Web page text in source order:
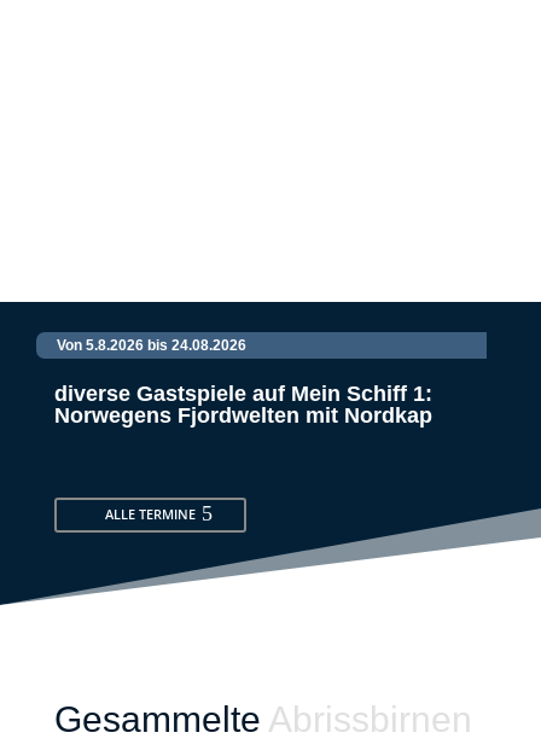
Von 5.8.2026 bis 24.08.2026
diverse Gastspiele auf Mein Schiff 1:
Norwegens Fjordwelten mit Nordkap
ALLE TERMINE
Gesammelte Abrissbirnen